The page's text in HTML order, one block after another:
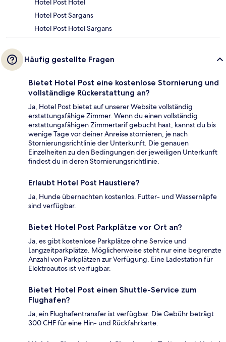
Hotel Post Hotel
Hotel Post Sargans
Hotel Post Hotel Sargans
Häufig gestellte Fragen
Bietet Hotel Post eine kostenlose Stornierung und
vollständige Rückerstattung an?
Ja, Hotel Post bietet auf unserer Website vollständig
erstattungsfähige Zimmer. Wenn du einen vollständig
erstattungsfähigen Zimmertarif gebucht hast, kannst du bis
wenige Tage vor deiner Anreise stornieren, je nach
Stornierungsrichtlinie der Unterkunft. Die genauen
Einzelheiten zu den Bedingungen der jeweiligen Unterkunft
findest du in deren Stornierungsrichtlinie.
Erlaubt Hotel Post Haustiere?
Ja, Hunde übernachten kostenlos. Futter- und Wassernäpfe
sind verfügbar.
Bietet Hotel Post Parkplätze vor Ort an?
Ja, es gibt kostenlose Parkplätze ohne Service und
Langzeitparkplätze. Möglicherweise steht nur eine begrenzte
Anzahl von Parkplätzen zur Verfügung. Eine Ladestation für
Elektroautos ist verfügbar.
Bietet Hotel Post einen Shuttle-Service zum
Flughafen?
Ja, ein Flughafentransfer ist verfügbar. Die Gebühr beträgt
300 CHF für eine Hin- und Rückfahrkarte.